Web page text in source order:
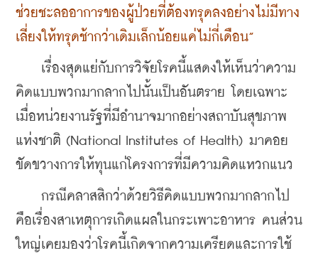
ช่วยชะลออาการของผู้ป่วยที่ต้องทรุดลงอย่างไม่มีทาง
เลี่ยงให้ทรุดช้ากว่าเดิมเล็กน้อยแค่ไม่กี่เดือน”
เรื่องสุดแย่กับการวิจัยโรคนี้แสดงให้เห็นว่าความ
คิดแบบพวกมากลากไปนั้นเป็นอันตราย โดยเฉพาะ
เมื่อหน่วยงานรัฐที่มีอำนาจมากอย่างสถาบันสุขภาพ
แห่งชาติ (National Institutes of Health) มาคอย
ขัดขวางการให้ทุนแก่โครงการที่มีความคิดแหวกแนว
กรณีคลาสสิกว่าด้วยวิธีคิดแบบพวกมากลากไป
คือเรื่องสาเหตุการเกิดแผลในกระเพาะอาหาร คนส่วน
ใหญ่เคยมองว่าโรคนี้เกิดจากความเครียดและการใช้